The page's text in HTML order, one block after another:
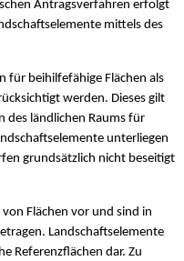
Antragsverfahren erfolgt
mittels des
für beihilfefähige Flächen als
werden. Dieses gilt
ländlichen Raums für
unterliegen
grundsätzlich nicht beseitigt
Flächen vor und sind in
Landschaftselemente
Referenzflächen dar. Zu